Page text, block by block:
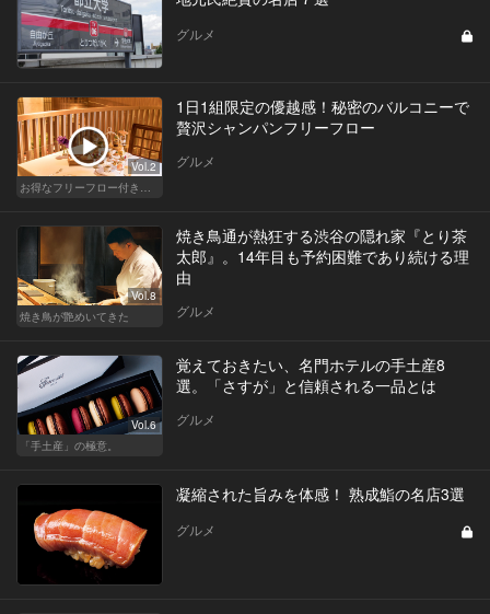
グルメ
Vol.2
お得なフリーフロー付きで料理が美味しいレストラン
1日1組限定の優越感！秘密のバルコニーで
贅沢シャンパンフリーフロー
グルメ
Vol.8
焼き鳥が艶めいてきた
焼き鳥通が熱狂する渋谷の隠れ家『とり茶
太郎』。14年目も予約困難であり続ける理
由
グルメ
Vol.6
「手土産」の極意。
覚えておきたい、名門ホテルの手土産8
選。「さすが」と信頼される一品とは
グルメ
凝縮された旨みを体感！ 熟成鮨の名店3選
グルメ